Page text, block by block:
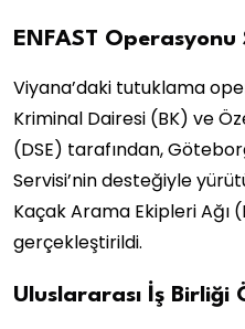
ENFAST
Viyana’daki tutuklama
Kriminal Dairesi (BK) ve
(DSE) tarafından,
Servisi’nin desteğiyle
Kaçak Arama Ekipleri Ağı
gerçekleştirildi.
Uluslararası İş Birliği